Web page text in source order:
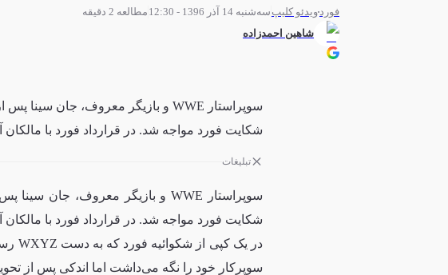
فوردویدئو کلیپ سه‌شنبه 14 آذر 1396 - 12:30
مطالعه 2 دقیقه
شاهین احمدزاده
شکایت فورد مواجه شد. در قرارداد فورد با مالکان
تبلیغات
شکایت فورد مواجه شد. در قرارداد فورد با
سوپرکار خود را نگه می‌داشت اما اندکی پس از